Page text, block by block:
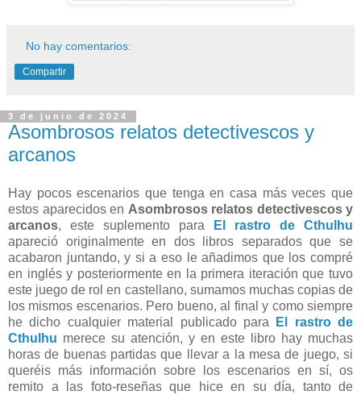
No hay comentarios:
Compartir
3 de junio de 2024
Asombrosos relatos detectivescos y
arcanos
Hay pocos escenarios que tenga en casa más veces que
estos aparecidos en Asombrosos relatos detectivescos y
arcanos, este suplemento para
El rastro de Cthulhu
apareció originalmente en dos libros separados que se
acabaron juntando, y si a eso le añadimos que los compré
en inglés y posteriormente en la primera iteración que tuvo
este juego de rol en castellano, sumamos muchas copias de
los mismos escenarios. Pero bueno, al final y como siempre
he dicho cualquier material publicado para
El rastro de
Cthulhu merece su atención, y en este libro hay muchas
horas de buenas partidas que llevar a la mesa de juego, si
queréis más información sobre los escenarios en sí, os
remito a las foto-reseñas que hice en su día, tanto de